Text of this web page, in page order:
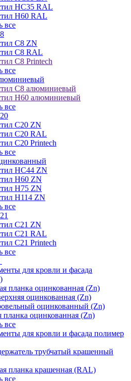
НС35 RAL
Н60 RAL
все
С8 ZN
С8 RAL
С8 Printech
все
С8 алюминиевый
Н60 алюминиевый
все
С20 ZN
С20 RAL
С20 Printech
все
НС44 ZN
Н60 ZN
Н75 ZN
Н114 ZN
все
С21 ZN
С21 RAL
С21 Printech
все
для кровли и фасада
планка оцинкованная (Zn)
оцинкованная (Zn)
оцинкованный (Zn)
планка оцинкованная (Zn)
все
для кровли и фасада полимер
трубчатый крашенный
планка крашенная (RAL)
все